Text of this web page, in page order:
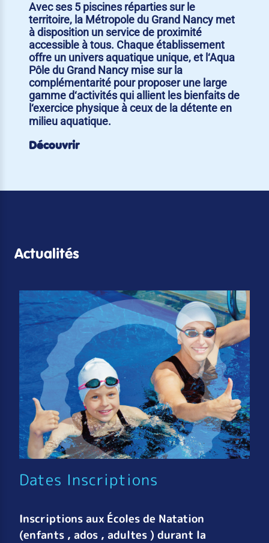
Avec ses 5 piscines réparties sur le
territoire, la Métropole du Grand Nancy met
à disposition un service de proximité
accessible à tous. Chaque établissement
offre un univers aquatique unique, et l‘Aqua
Pôle du Grand Nancy mise sur la
complémentarité pour proposer une large
gamme d‘activités qui allient les bienfaits de
l‘exercice physique à ceux de la détente en
milieu aquatique.
Découvrir
Actualités
Dates Inscriptions
Inscriptions aux Écoles de Natation
(enfants , ados , adultes ) durant la